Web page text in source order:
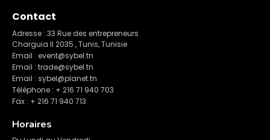
Contact
Adresse : 33 Rue des entrepreneurs
Charguia II 2035 , Tunis, Tunisie
Email : event@sybel.tn
Email : trade@sybel.tn
Email : sybel@planet.tn
Téléphone : + 216 71 940 703
Fax : + 216 71 940 713
Horaires